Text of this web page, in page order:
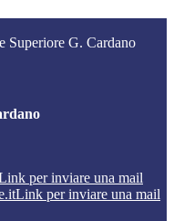
Superiore G. Cardano
per inviare una mail
Link per inviare una mail